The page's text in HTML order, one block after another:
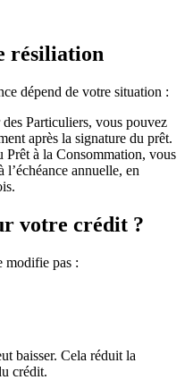
résiliation
dépend de votre situation :
Particuliers, vous pouvez
après la signature du prêt.
Prêt à la Consommation, vous
l’échéance annuelle, en
votre crédit ?
modifie pas :
baisser. Cela réduit la
crédit.